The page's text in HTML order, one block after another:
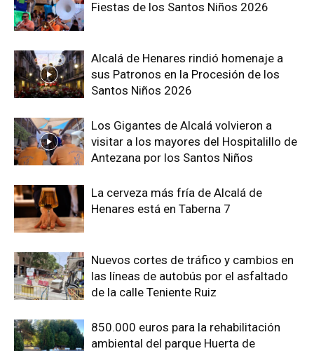
Fiestas de los Santos Niños 2026
Alcalá de Henares rindió homenaje a
sus Patronos en la Procesión de los
Santos Niños 2026
Los Gigantes de Alcalá volvieron a
visitar a los mayores del Hospitalillo de
Antezana por los Santos Niños
La cerveza más fría de Alcalá de
Henares está en Taberna 7
Nuevos cortes de tráfico y cambios en
las líneas de autobús por el asfaltado
de la calle Teniente Ruiz
850.000 euros para la rehabilitación
ambiental del parque Huerta de